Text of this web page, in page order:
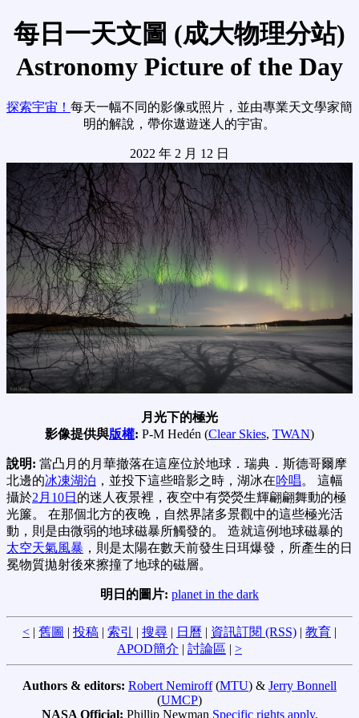
每日一天文圖 (成大物理分站)
Astronomy Picture of the Day
探索宇宙！ 每天一幅不同的影像或照片，並由專業天文學家簡
明的解說，帶你遨遊迷人的宇宙。
2022 年 2 月 12 日
月光下的極光
影像提供與版權: P-M Hedén (Clear Skies, TWAN)
說明: 當凸月的月華撤落在這座位於地球．瑞典．斯德哥爾摩
北邊的冰凍湖泊 ，並投下這些暗影之時，湖冰在吟唱。 這幅
攝於2月10日 的迷人夜景裡，夜空中有熒熒生輝翩翩舞動的極
光簾。 在那個北方的夜晚，自然界諸多景觀中的這些極光活
動，則是由微弱的地球磁暴所觸發的。 造就這例地球磁暴的
太空天氣風暴 ，則是太陽在數天前發生日珥爆發，所產生的日
冕物質拋射後來擦撞了地球的磁層。
明日的圖片: planet in the dark
< | 舊圖 | 投稿 | 索引 | 搜尋 | 日曆 | 資訊訂閱 (RSS) | 教育 |
APOD簡介 | 討論區 | >
Authors & editors: Robert Nemiroff(MTU) & Jerry Bonnell
(UMCP)
NASA Official: Phillip Newman Specific rights apply.